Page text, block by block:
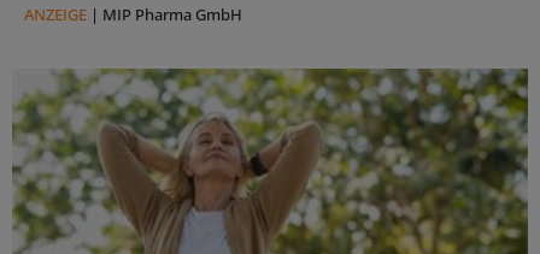
ANZEIGE | MIP Pharma GmbH